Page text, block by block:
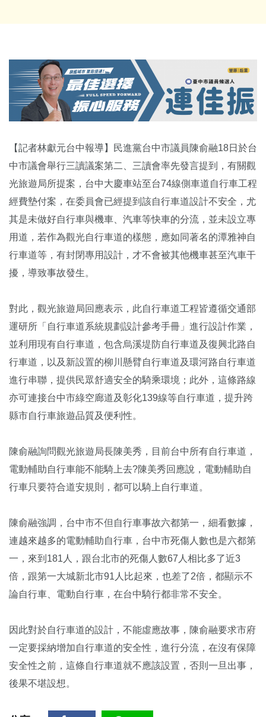
【記者林獻元台中報導】民進黨台中市議員陳俞融18日於台
中市議會舉行三讀議案第二、三讀會率先發言提到，有關觀
光旅遊局所提案，台中大慶車站至台74線側車道自行車工程
經費墊付案，在委員會已經提到該自行車道設計不安全，尤
其是未做好自行車與機車、汽車等快車的分流，並未設立專
用道，若作為觀光自行車道的樣態，應如同著名的潭雅神自
行車道等，有封閉專用設計，才不會被其他機車甚至汽車干
擾，導致事故發生。
對此，觀光旅遊局回應表示，此自行車道工程皆遵循交通部
運研所「自行車道系統規劃設計參考手冊」進行設計作業，
並利用現有自行車道，包含烏溪堤防自行車道及復興北路自
行車道，以及新設置的柳川懸臂自行車道及環河路自行車道
進行串聯，提供民眾舒適安全的騎乘環境；此外，這條路線
亦可連接台中市綠空廊道及彰化139線等自行車道，提升跨
縣市自行車旅遊品質及便利性。
陳俞融詢問觀光旅遊局長陳美秀，目前台中所有自行車道，
電動輔助自行車能不能騎上去?陳美秀回應說，電動輔助自
行車只要符合道安規則，都可以騎上自行車道。
陳俞融強調，台中市不但自行車事故六都第一，細看數據，
連越來越多的電動輔助自行車，台中市死傷人數也是六都第
一，來到181人，跟台北市的死傷人數67人相比多了近3
倍，跟第一大城新北市91人比起來，也差了2倍，都顯示不
論自行車、電動自行車，在台中騎行都非常不安全。
因此對於自行車道的設計，不能虛應故事，陳俞融要求市府
一定要採納增加自行車道的安全性，進行分流，在沒有保障
安全性之前，這條自行車道就不應該設置，否則一旦出事，
後果不堪設想。